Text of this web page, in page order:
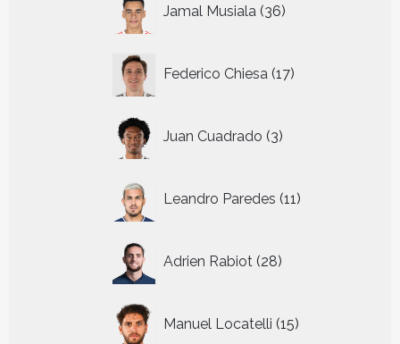
Jamal Musiala 36
producten
Federico Chiesa 17
producten
Juan Cuadrado 3
producten
Leandro Paredes 11
producten
Adrien Rabiot 28
producten
Manuel Locatelli 15
producten